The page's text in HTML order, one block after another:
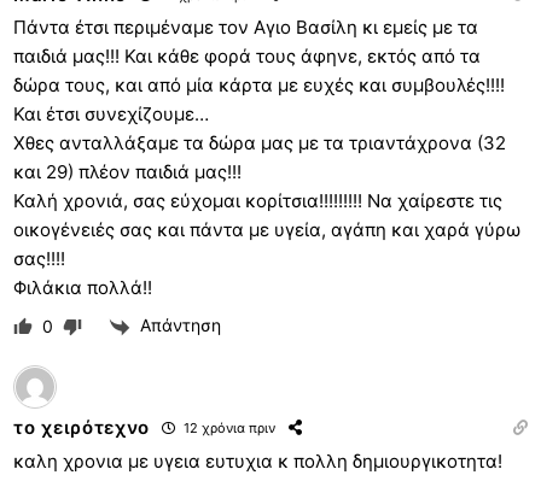
Πάντα έτσι περιμέναμε τον Αγιο Βασίλη κι εμείς με τα
παιδιά μας!!! Και κάθε φορά τους άφηνε, εκτός από τα
δώρα τους, και από μία κάρτα με ευχές και συμβουλές!!!!
Και έτσι συνεχίζουμε…
Χθες ανταλλάξαμε τα δώρα μας με τα τριαντάχρονα (32
και 29) πλέον παιδιά μας!!!
Καλή χρονιά, σας εύχομαι κορίτσια!!!!!!!!! Να χαίρεστε τις
οικογένειές σας και πάντα με υγεία, αγάπη και χαρά γύρω
σας!!!!
Φιλάκια πολλά!!
0 Απάντηση
το χειρότεχνο 12 χρόνια πριν
καλη χρονια με υγεια ευτυχια κ πολλη δημιουργικοτητα!